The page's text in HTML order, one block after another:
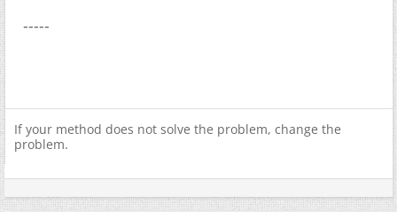
-----
If your method does not solve the problem, change the
problem.